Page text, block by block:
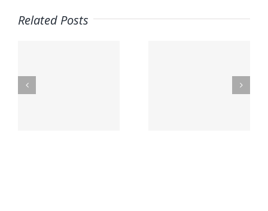
Related Posts
de
empleo